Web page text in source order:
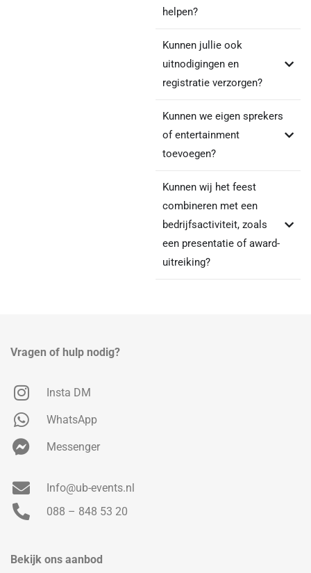
helpen?
Kunnen jullie ook
uitnodigingen en
registratie verzorgen?
Kunnen we eigen sprekers
of entertainment
toevoegen?
Kunnen wij het feest
combineren met een
bedrijfsactiviteit, zoals
een presentatie of award-
uitreiking?
Vragen of hulp nodig?
Insta DM
WhatsApp
Messenger
Info@ub-events.nl
088 – 848 53 20
Bekijk ons aanbod